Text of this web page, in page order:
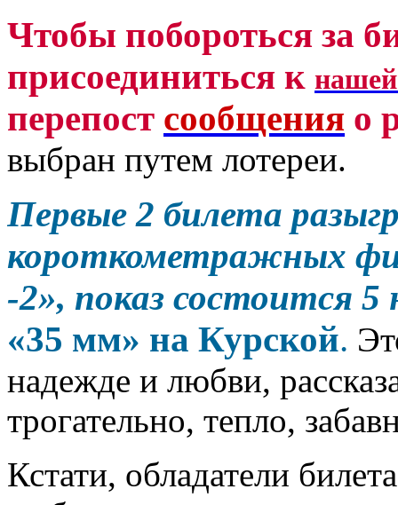
Чтобы побороться за
присоединиться к нашей
перепост сообщения о
выбран путем лотереи.
Первые 2 билета
короткометражных
-2», показ состоится 5
«35 мм» на Курской.
надежде и любви,
трогательно, тепло,
Кстати, обладатели